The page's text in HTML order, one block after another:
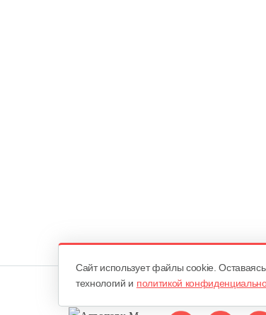
Cайт использует файлы cookie.
технологий и политикой